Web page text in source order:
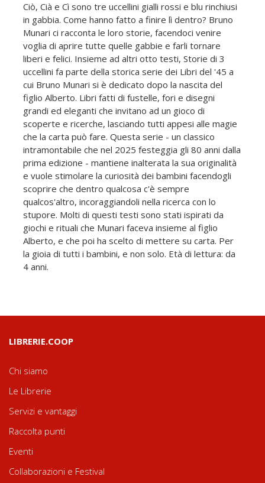
Ciò, Cià e Cì sono tre uccellini gialli rossi e blu rinchiusi
in gabbia. Come hanno fatto a finire lì dentro? Bruno
Munari ci racconta le loro storie, facendoci venire
voglia di aprire tutte quelle gabbie e farli tornare
liberi e felici. Insieme ad altri otto testi, Storie di 3
uccellini fa parte della storica serie dei Libri del '45 a
cui Bruno Munari si è dedicato dopo la nascita del
figlio Alberto. Libri fatti di fustelle, fori e disegni
grandi ed eleganti che invitano ad un gioco di
scoperte e ricerche, lasciando tutti appesi alle magie
che la carta può fare. Questa serie - un classico
intramontabile che nel 2025 festeggia gli 80 anni dalla
prima edizione - mantiene inalterata la sua originalità
e vuole stimolare la curiosità dei bambini facendogli
scoprire che dentro qualcosa c'è sempre
qualcos'altro, incoraggiandoli nella ricerca con lo
stupore. Molti di questi testi sono stati ispirati da
giochi e rituali che Munari faceva insieme al figlio
Alberto, e che poi ha scelto di mettere su carta. Per
la gioia di tutti i bambini, e non solo. Età di lettura: da
4 anni.
LIBRERIE.COOP
Chi siamo
Le Librerie
Servizi e vantaggi
Raccolta punti
Eventi
Collaborazioni e Festival